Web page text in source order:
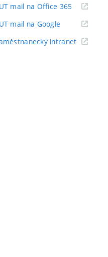
mail na Office 365 (externí
mail na Google (externí
intranet(externí